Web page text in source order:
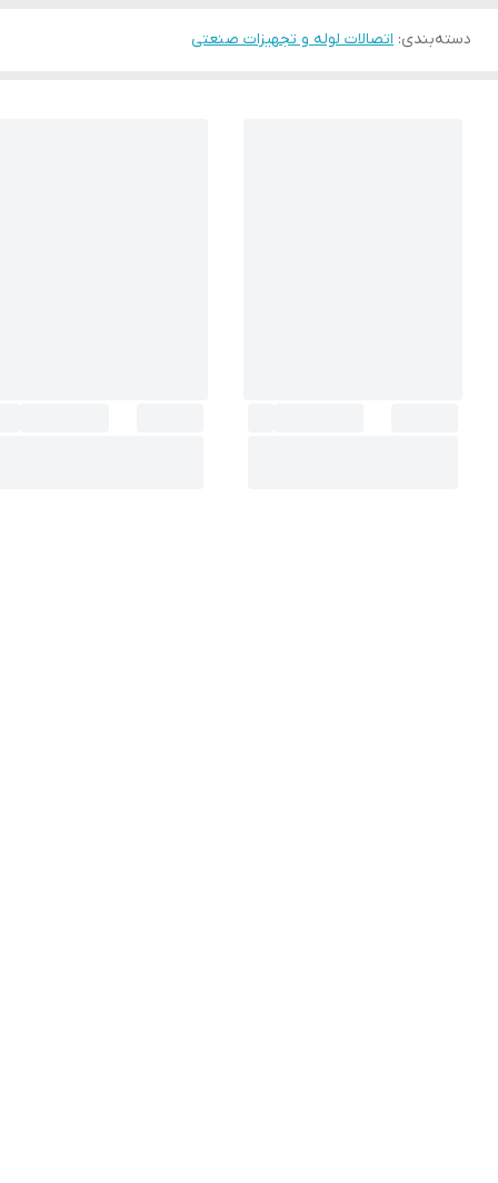
دسته‌بندی: اتصالات لوله و تجهیزات صنعتی